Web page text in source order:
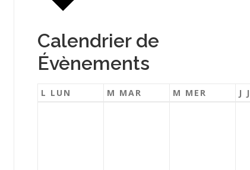
Calendrier de
Évènements
L LUN M MAR M MER J